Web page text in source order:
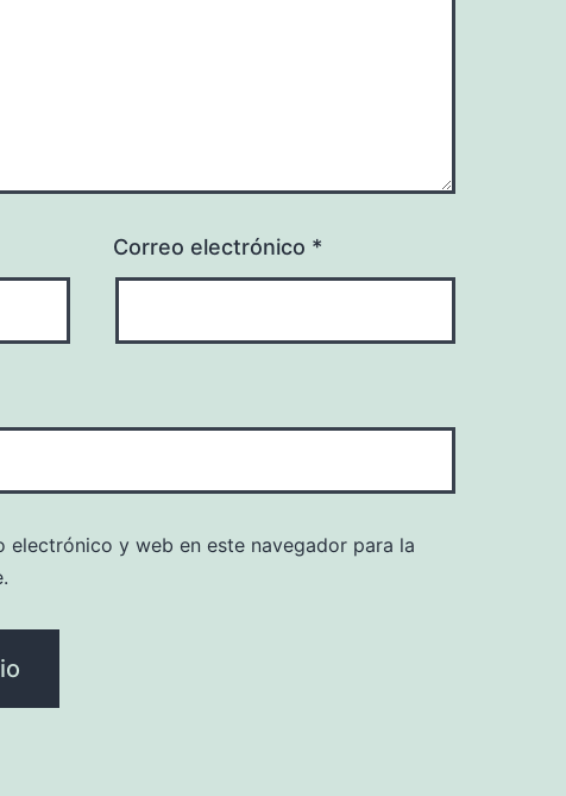
Correo electrónico *
electrónico y web en este navegador para la